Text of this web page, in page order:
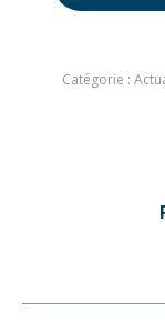
Catégorie :